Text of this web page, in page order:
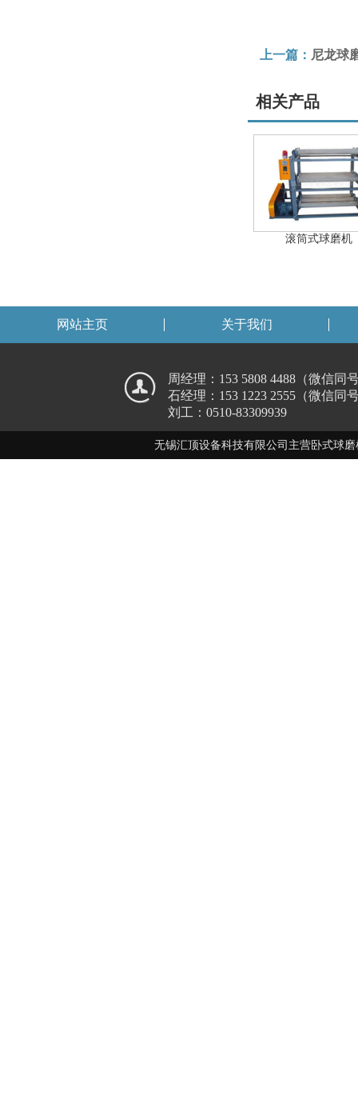
上一篇： 尼龙球
相关产品
滚筒式球磨机
网站主页 关于我们
周经理：153 5808 4488（微信同
石经理：153 1223 2555（微信同
刘工：0510-83309939
无锡汇顶设备科技有限公司主营卧式